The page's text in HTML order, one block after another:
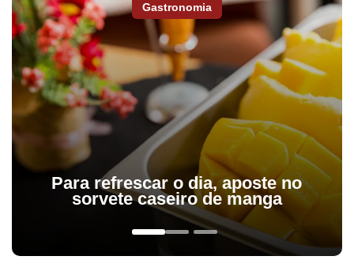
Gastronomia
Para refrescar o dia, aposte no
sorvete caseiro de manga